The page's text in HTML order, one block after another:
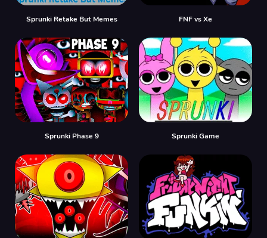
Sprunki Retake But Memes FNF vs Xе
Sprunki Phase 9 Sprunki Game